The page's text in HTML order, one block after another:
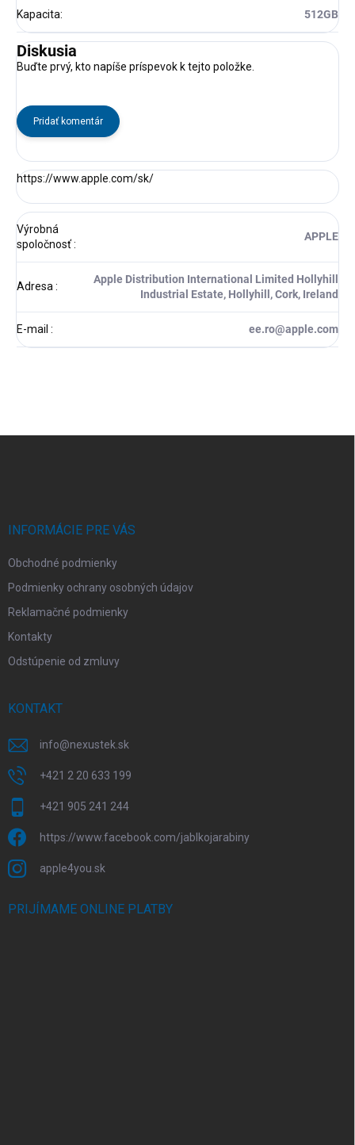
Kapacita: 512GB
Diskusia
Buďte prvý, kto napíše príspevok k tejto položke.
Pridať komentár
https://www.apple.com/sk/
Výrobná
spoločnosť:
APPLE
Adresa:
Apple Distribution International Limited Hollyhill
Industrial Estate, Hollyhill, Cork, Ireland
E-mail : ee.ro@apple.com
INFORMÁCIE PRE VÁS
Obchodné podmienky
Podmienky ochrany osobných údajov
Reklamačné podmienky
Kontakty
Odstúpenie od zmluvy
KONTAKT
info@nexustek.sk
+421 2 20 633 199
+421 905 241 244
https://www.facebook.com/jablkojarabiny
apple4you.sk
PRIJÍMAME ONLINE PLATBY